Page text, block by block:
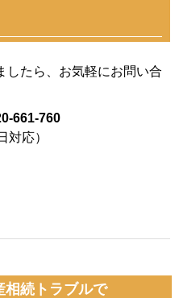
したら、お気軽にお問い合
661-760
対応）
相続トラブルで